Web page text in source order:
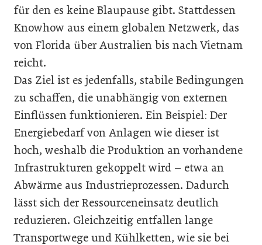
für den es keine Blaupause gibt. Stattdessen
Knowhow aus einem globalen Netzwerk, das
von Florida über Australien bis nach Vietnam
reicht.
Das Ziel ist es jedenfalls, stabile Bedingungen
zu schaffen, die unabhängig von externen
Einflüssen funktionieren. Ein Beispiel: Der
Energiebedarf von Anlagen wie dieser ist
hoch, weshalb die Produktion an vorhandene
Infrastrukturen gekoppelt wird – etwa an
Abwärme aus Industrieprozessen. Dadurch
lässt sich der Ressourceneinsatz deutlich
reduzieren. Gleichzeitig entfallen lange
Transportwege und Kühlketten, wie sie bei